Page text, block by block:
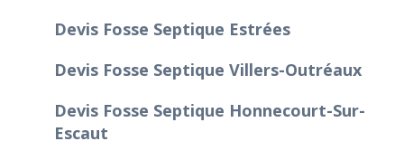
Devis Fosse Septique Estrées
Devis Fosse Septique Villers-Outréaux
Devis Fosse Septique Honnecourt-Sur-
Escaut